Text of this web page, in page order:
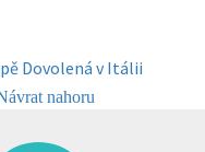
Dovolená v Itálii
nahoru